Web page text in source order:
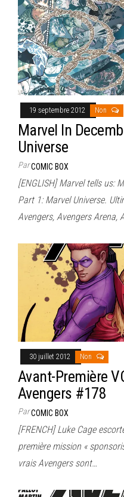
19 septembre 2012 Non
Marvel In
Universe
ParCOMIC BOX
[ENGLISH] Marvel tells us:
Part 1: Marvel Universe.
Avengers, Avengers Arena,
30 juillet 2012 Non
Avant-Première
Avengers #178
ParCOMIC BOX
[FRENCH] Luke Cage
première mission «
vrais Avengers sont…